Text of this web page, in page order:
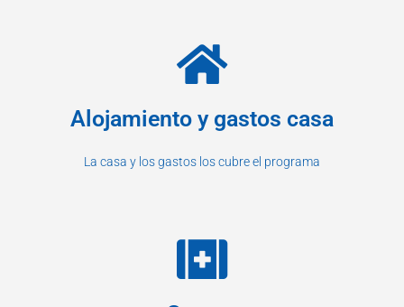
Alojamiento y gastos casa
La casa y los gastos los cubre el programa